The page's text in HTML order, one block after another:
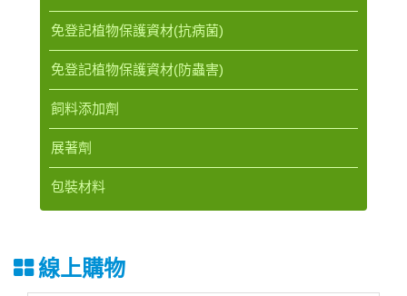
免登記植物保護資材(抗病菌)
免登記植物保護資材(防蟲害)
飼料添加劑
展著劑
包裝材料
線上購物